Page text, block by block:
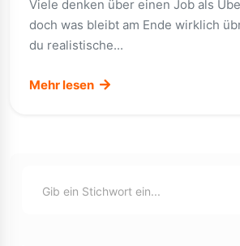
Viele denken über einen Job als
doch was bleibt am Ende wirklich
du realistische...
Mehr lesen